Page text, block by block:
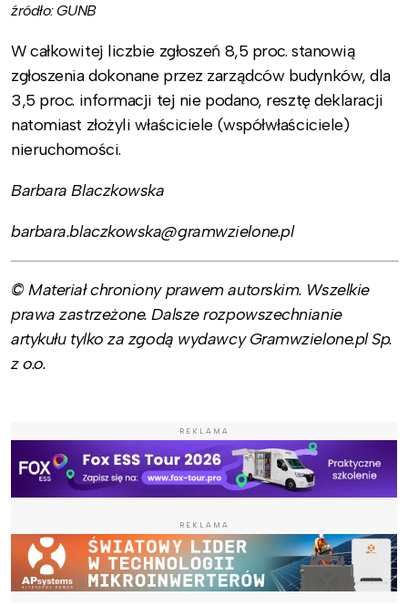
źródło: GUNB
W całkowitej liczbie zgłoszeń 8,5 proc. stanowią
zgłoszenia dokonane przez zarządców budynków, dla
3,5 proc. informacji tej nie podano, resztę deklaracji
natomiast złożyli właściciele (współwłaściciele)
nieruchomości.
Barbara Blaczkowska
barbara.blaczkowska@gramwzielone.pl
© Materiał chroniony prawem autorskim. Wszelkie
prawa zastrzeżone. Dalsze rozpowszechnianie
artykułu tylko za zgodą wydawcy Gramwzielone.pl Sp.
z o.o.
REKLAMA
REKLAMA